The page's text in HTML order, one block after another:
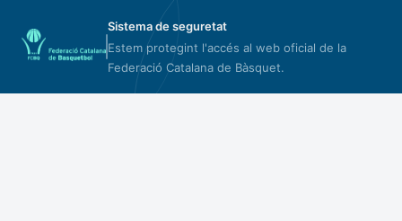
Sistema de seguretat
Estem protegint l'accés al web oficial de la
Federació Catalana de Bàsquet.